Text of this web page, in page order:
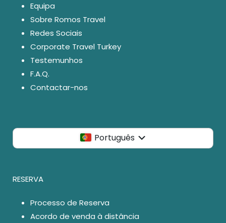
Equipa
Sobre Romos Travel
Redes Sociais
Corporate Travel Turkey
Testemunhos
F.A.Q.
Contactar-nos
Português
RESERVA
Processo de Reserva
Acordo de venda à distância